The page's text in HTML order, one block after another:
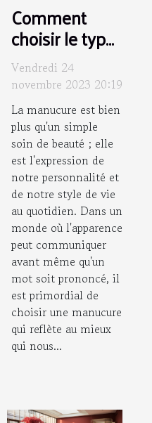
Comment
choisir le type
de manucure
idéal pour
votre style
quotidien
Vendredi 24
novembre 2023 20:19
La manucure est bien
plus qu'un simple
soin de beauté ; elle
est l'expression de
notre personnalité et
de notre style de vie
au quotidien. Dans un
monde où l'apparence
peut communiquer
avant même qu'un
mot soit prononcé, il
est primordial de
choisir une manucure
qui reflète au mieux
qui nous...